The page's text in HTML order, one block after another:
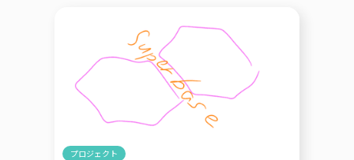
プロジェクト